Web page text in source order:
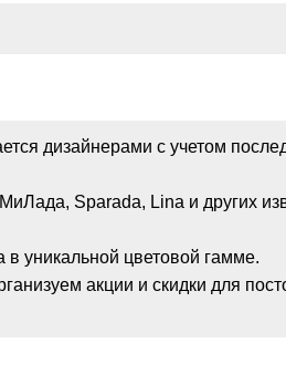
дизайнерами с учетом
Sparada, Lina и других
уникальной цветовой гамме.
акции и скидки для